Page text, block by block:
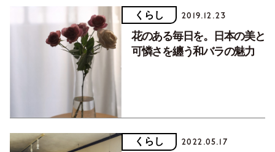
くらし 2019.12.23
花のある毎日を。日本の美と
可憐さを纏う和バラの魅力
くらし 2022.05.17